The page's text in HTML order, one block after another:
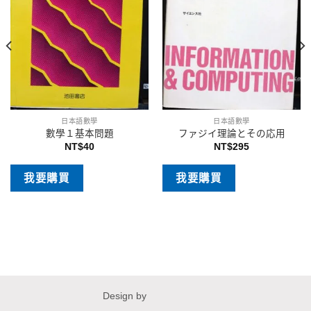
日本語數學
數學１基本問題
NT$40
我要購買
日本語數學
ファジイ理論とその応用
NT$295
我要購買
Design by